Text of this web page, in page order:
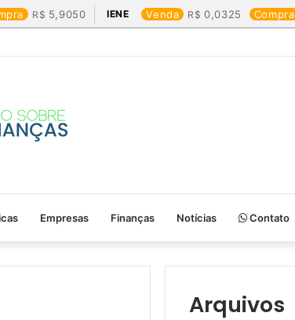
5,9050 IENE Venda 0,0325 Compra
a pena
Empresas Finanças Notícias Contato
Arquivos